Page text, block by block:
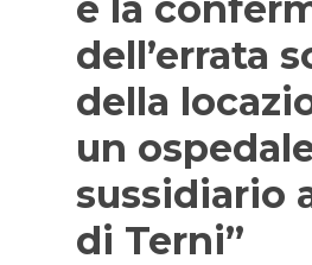
dell’errata
della
un
sussidiario
di Terni”